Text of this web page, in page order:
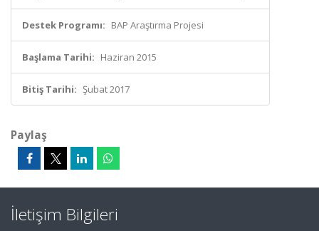
Destek Programı: BAP Araştırma Projesi
Başlama Tarihi: Haziran 2015
Bitiş Tarihi: Şubat 2017
Paylaş
İletişim Bilgileri